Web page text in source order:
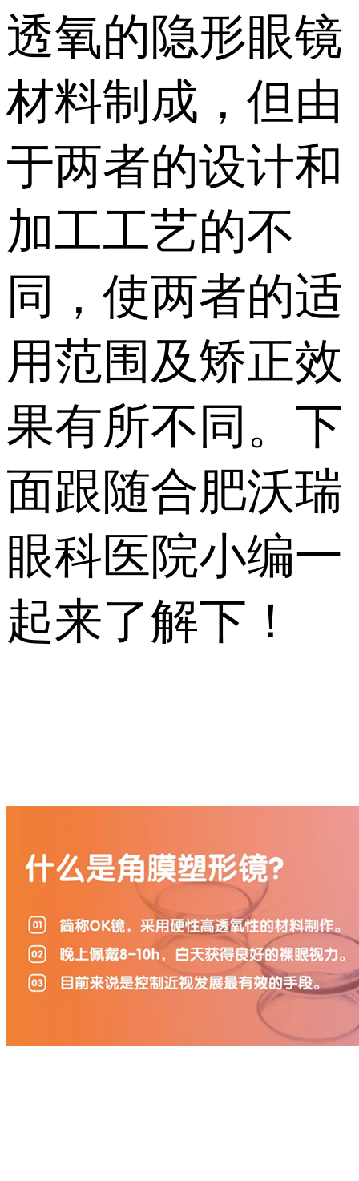
透氧的隐形眼镜
材料制成，但由
于两者的设计和
加工工艺的不
同，使两者的适
用范围及矫正效
果有所不同。下
面跟随合肥沃瑞
眼科医院小编一
起来了解下！